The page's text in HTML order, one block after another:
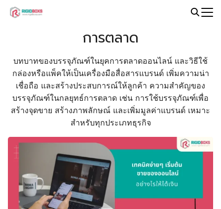
Skip
การตลาด
บทบาทของบรรจุภัณฑ์ในยุคการตลาดออนไลน์ และวิธีใช้
กล่องหรือแพ็คให้เป็นเครื่องมือสื่อสารแบรนด์ เพิ่มความน่า
เชื่อถือ และสร้างประสบการณ์ให้ลูกค้า ความสำคัญของ
บรรจุภัณฑ์ในกลยุทธ์การตลาด เช่น การใช้บรรจุภัณฑ์เพื่อ
สร้างจุดขาย สร้างภาพลักษณ์ และเพิ่มมูลค่าแบรนด์ เหมาะ
สำหรับทุกประเภทธุรกิจ